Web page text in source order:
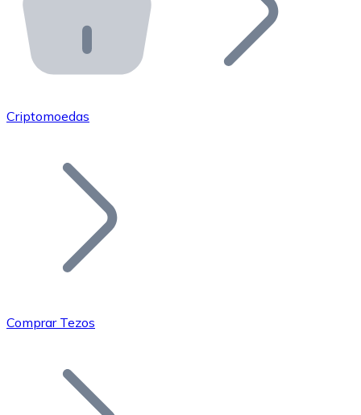
API Bitnovo
Integre nossa API no seu ecossistema.
Junte-se à nossa rede de revendedores e comercialize
Adicione o token do seu projeto ao nosso serviço de
Bitcoin
Criptomoedas
Comprar Tezos